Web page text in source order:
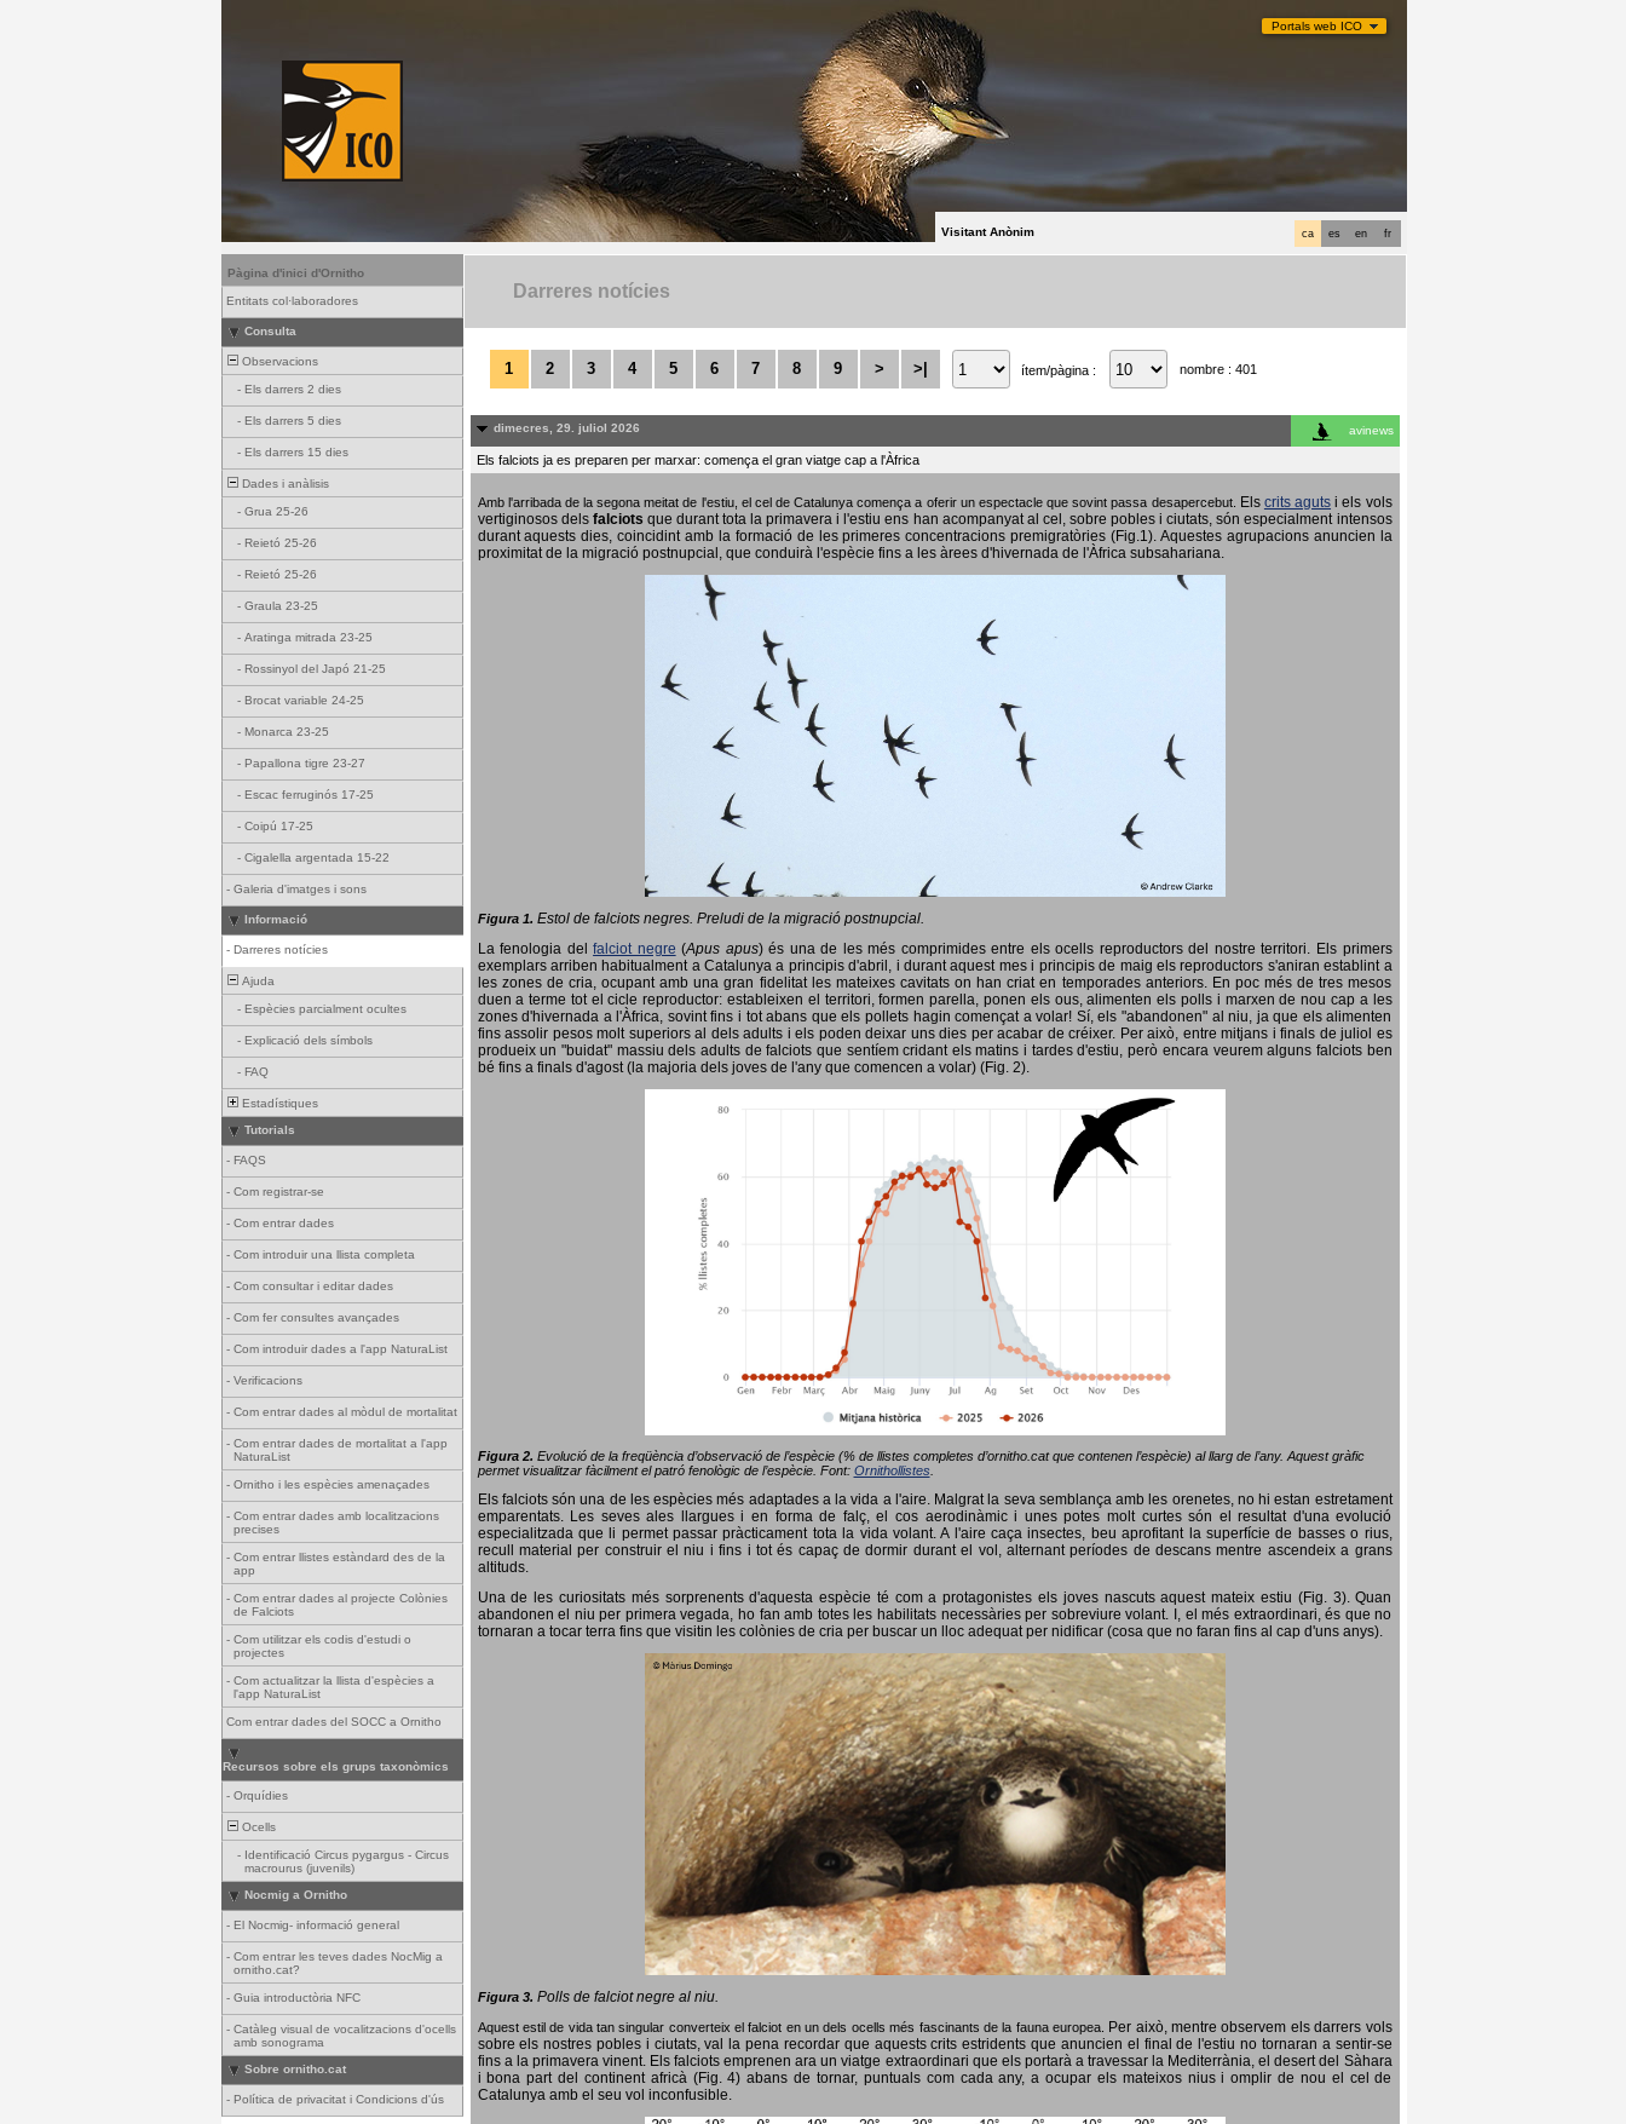
Portals web ICO
fr
en
es
ca
Visitant Anònim
Pàgina d'inici d'Ornitho
Entitats col·laboradores
Consulta
Observacions
- Els darrers 2 dies
- Els darrers 5 dies
- Els darrers 15 dies
Dades i anàlisis
- Grua 25-26
- Reietó 25-26
- Reietó 25-26
- Graula 23-25
- Aratinga mitrada 23-25
- Rossinyol del Japó 21-25
- Brocat variable 24-25
- Monarca 23-25
- Papallona tigre 23-27
- Escac ferruginós 17-25
- Coipú 17-25
- Cigalella argentada 15-22
- Galeria d'imatges i sons
Informació
- Darreres notícies
Ajuda
- Espècies parcialment ocultes
- Explicació dels símbols
- FAQ
Estadístiques
Tutorials
- FAQS
- Com registrar-se
- Com entrar dades
- Com introduir una llista completa
- Com consultar i editar dades
- Com fer consultes avançades
- Com introduir dades a l'app NaturaList
- Verificacions
- Com entrar dades al mòdul de mortalitat
- Com entrar dades de mortalitat a l'app
NaturaList
- Ornitho i les espècies amenaçades
- Com entrar dades amb localitzacions
precises
- Com entrar llistes estàndard des de la
app
- Com entrar dades al projecte Colònies
de Falciots
- Com utilitzar els codis d'estudi o
projectes
- Com actualitzar la llista d'espècies a
l'app NaturaList
Com entrar dades del SOCC a Ornitho
Recursos sobre els grups taxonòmics
- Orquídies
Ocells
- Identificació Circus pygargus - Circus
macrourus (juvenils)
Nocmig a Ornitho
- El Nocmig- informació general
- Com entrar les teves dades NocMig a
ornitho.cat?
- Guia introductòria NFC
- Catàleg visual de vocalitzacions d'ocells
amb sonograma
Sobre ornitho.cat
- Política de privacitat i Condicions d'ús
Darreres notícies
1 2 3 4 5 6 7 8 9 > >| ítem/pàgina : nombre : 401
dimecres, 29. juliol 2026 avinews
Els falciots ja es preparen per marxar: comença el gran viatge cap a l'Àfrica
Amb l'arribada de la segona meitat de l'estiu, el cel de Catalunya comença a oferir un espectacle que sovint passa desapercebut. Els crits aguts i els vols
vertiginosos dels falciots que durant tota la primavera i l'estiu ens han acompanyat al cel, sobre pobles i ciutats, són especialment intensos
durant aquests dies, coincidint amb la formació de les primeres concentracions premigratòries (Fig.1). Aquestes agrupacions anuncien la
proximitat de la migració postnupcial, que conduirà l'espècie fins a les àrees d'hivernada de l'Àfrica subsahariana.
Figura 1. Estol de falciots negres. Preludi de la migració postnupcial.
La fenologia delfalciot negre (Apus apus) és una de les més comprimides entre els ocells reproductors del nostre territori. Els primers
exemplars arriben habitualment a Catalunya a principis d'abril, i durant aquest mes i principis de maig els reproductors s'aniran establint a
les zones de cria, ocupant amb una gran fidelitat les mateixes cavitats on han criat en temporades anteriors. En poc més de tres mesos
duen a terme tot el cicle reproductor: estableixen el territori, formen parella, ponen els ous, alimenten els polls i marxen de nou cap a les
zones d'hivernada a l'Àfrica, sovint fins i tot abans que els pollets hagin començat a volar! Sí, els "abandonen" al niu, ja que els alimenten
fins assolir pesos molt superiors al dels adults i els poden deixar uns dies per acabar de créixer. Per això, entre mitjans i finals de juliol es
produeix un "buidat" massiu dels adults de falciots que sentíem cridant els matins i tardes d'estiu, però encara veurem alguns falciots ben
bé fins a finals d'agost (la majoria dels joves de l'any que comencen a volar) (Fig. 2).
Figura 2. Evolució de la freqüència d’observació de l’espècie (% de llistes completes d’ornitho.cat que contenen l’espècie) al llarg de l’any. Aquest gràfic
permet visualitzar fàcilment el patró fenològic de l’espècie. Font: Ornithollistes.
Els falciots són una de les espècies més adaptades a la vida a l'aire. Malgrat la seva semblança amb les orenetes, no hi estan estretament
emparentats. Les seves ales llargues i en forma de falç, el cos aerodinàmic i unes potes molt curtes són el resultat d'una evolució
especialitzada que li permet passar pràcticament tota la vida volant. A l'aire caça insectes, beu aprofitant la superfície de basses o rius,
recull material per construir el niu i fins i tot és capaç de dormir durant el vol, alternant períodes de descans mentre ascendeix a grans
altituds.
Una de les curiositats més sorprenents d'aquesta espècie té com a protagonistes els joves nascuts aquest mateix estiu (Fig. 3). Quan
abandonen el niu per primera vegada, ho fan amb totes les habilitats necessàries per sobreviure volant. I, el més extraordinari, és que no
tornaran a tocar terra fins que visitin les colònies de cria per buscar un lloc adequat per nidificar (cosa que no faran fins al cap d'uns anys).
Figura 3. Polls de falciot negre al niu.
Aquest estil de vida tan singular converteix el falciot en un dels ocells més fascinants de la fauna europea. Per això, mentre observem els darrers vols
sobre els nostres pobles i ciutats, val la pena recordar que aquests crits estridents que anuncien el final de l'estiu no tornaran a sentir-se
fins a la primavera vinent. Els falciots emprenen ara un viatge extraordinari que els portarà a travessar la Mediterrània, el desert del Sàhara
i bona part del continent africà (Fig. 4) abans de tornar, puntuals com cada any, a ocupar els mateixos nius i omplir de nou el cel de
Catalunya amb el seu vol inconfusible.